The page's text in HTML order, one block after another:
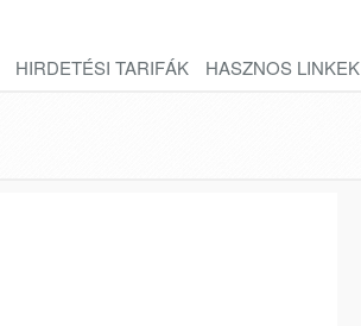
HIRDETÉSI TARIFÁK HASZNOS LINKEK